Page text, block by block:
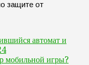
защите от
автомат и
мобильной игры?